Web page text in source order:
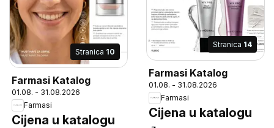
Stranica 10
Farmasi Katalog
01.08. - 31.08.2026
Farmasi
Cijena u katalogu
Stranica 14
Farmasi Katalog
01.08. - 31.08.2026
Farmasi
Cijena u katalogu